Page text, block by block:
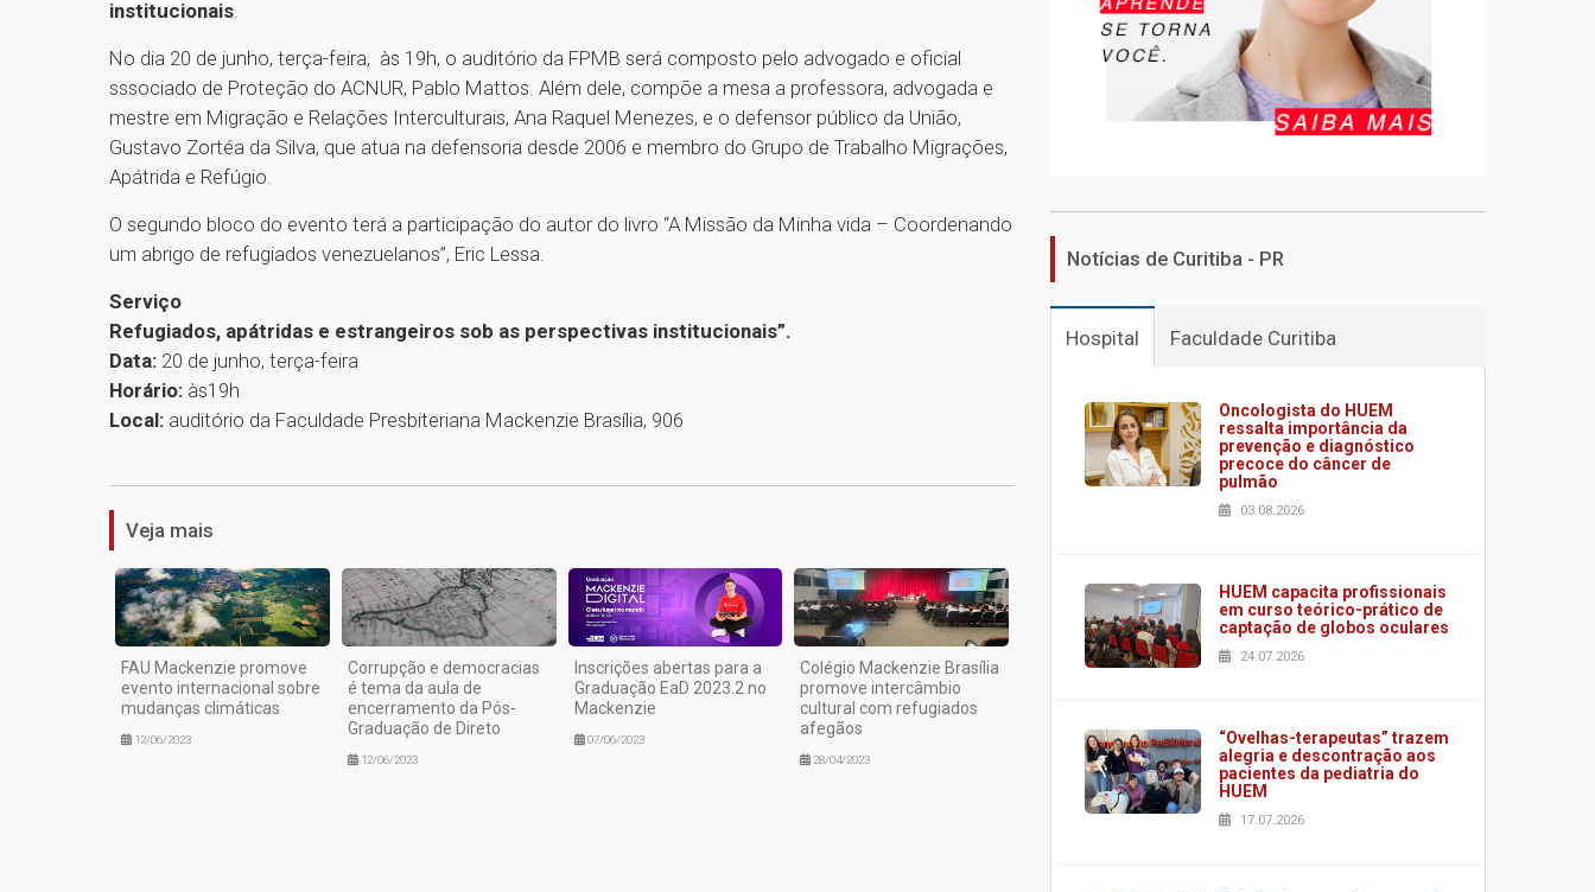
institucionais.
No dia 20 de junho, terça-feira, às 19h, o auditório da FPMB será composto pelo advogado e oficial
sssociado de Proteção do ACNUR, Pablo Mattos. Além dele, compõe a mesa a professora, advogada e
mestre em Migração e Relações Interculturais, Ana Raquel Menezes, e o defensor público da União,
Gustavo Zortéa da Silva, que atua na defensoria desde 2006 e membro do Grupo de Trabalho Migrações,
Apátrida e Refúgio.
O segundo bloco do evento terá a participação do autor do livro “A Missão da Minha vida – Coordenando
um abrigo de refugiados venezuelanos”, Eric Lessa.
Serviço
Refugiados, apátridas e estrangeiros sob as perspectivas institucionais”.
Data: 20 de junho, terça-feira
Horário: às19h
Local: auditório da Faculdade Presbiteriana Mackenzie Brasília, 906
1
Veja mais
FAU Mackenzie promove
evento internacional sobre
mudanças climáticas
12/06/2023
Corrupção e democracias
é tema da aula de
encerramento da Pós-
Graduação de Direto
12/06/2023
Inscrições abertas para a
Graduação EaD 2023.2 no
Mackenzie
07/06/2023
Colégio Mackenzie Brasília
promove intercâmbio
cultural com refugiados
afegãos
28/04/2023
Notícias de Curitiba - PR
Hospital Faculdade Curitiba
Oncologista do HUEM
ressalta importância da
prevenção e diagnóstico
precoce do câncer de
pulmão
03.08.2026
HUEM capacita profissionais
em curso teórico-prático de
captação de globos oculares
24.07.2026
“Ovelhas-terapeutas” trazem
alegria e descontração aos
pacientes da pediatria do
HUEM
17.07.2026